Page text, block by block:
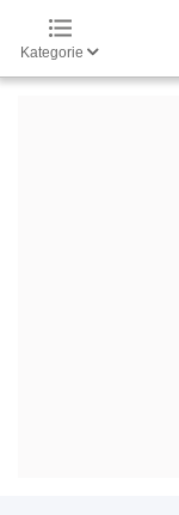
Kategorie